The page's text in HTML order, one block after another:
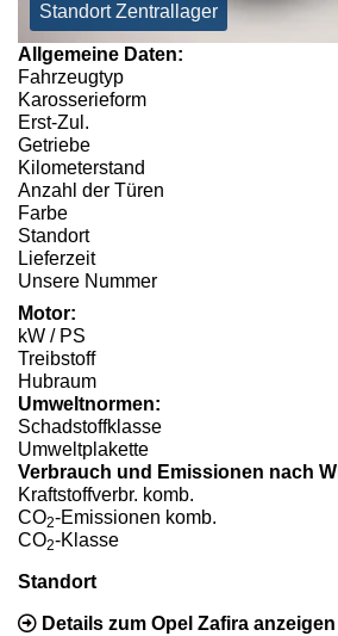
Standort Zentrallager
Allgemeine Daten:
Fahrzeugtyp
Karosserieform
Erst-Zul.
Getriebe
Kilometerstand
Anzahl der Türen
Farbe
Standort
Lieferzeit
Unsere Nummer
Motor:
kW / PS
Treibstoff
Hubraum
Umweltnormen:
Schadstoffklasse
Umweltplakette
Verbrauch und Emissionen nach
Kraftstoffverbr. komb.
CO2-Emissionen komb.
CO2-Klasse
Standort
Details zum Opel Zafira anzeigen